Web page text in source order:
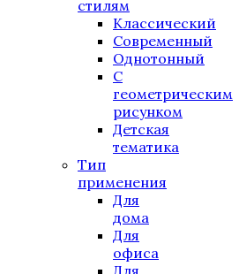
стилям
Классический
Современный
Однотонный
С
геометрическим
рисунком
Детская
тематика
Тип
применения
Для
дома
Для
офиса
Для